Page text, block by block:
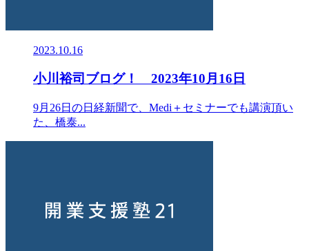
2023.10.16
小川裕司ブログ！ 2023年10月16日
9月26日の日経新聞で、Medi＋セミナーでも講演頂い
た、橋泰...